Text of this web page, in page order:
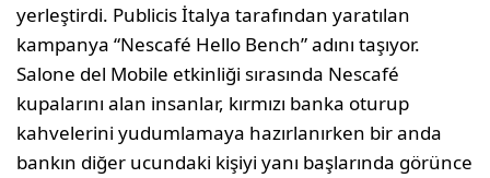
yerleştirdi. Publicis İtalya tarafından yaratılan
kampanya “Nescafé Hello Bench” adını taşıyor.
Salone del Mobile etkinliği sırasında Nescafé
kupalarını alan insanlar, kırmızı banka oturup
kahvelerini yudumlamaya hazırlanırken bir anda
bankın diğer ucundaki kişiyi yanı başlarında görünce